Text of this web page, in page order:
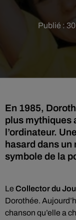
Publié :
En 1985,
plus mythiques
l’ordinateur.
hasard dans
symbole de la
Le Collector du
Dorothée.
chanson qu’elle a